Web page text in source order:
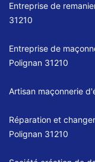
Entreprise de
31210
Entreprise de
Polignan 31210
Artisan maçonnerie
Réparation et
Polignan 31210